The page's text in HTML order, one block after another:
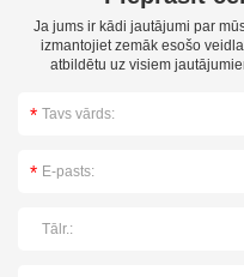
Ja jums ir kādi jautājumi par
izmantojiet zemāk esošo
atbildētu uz visiem